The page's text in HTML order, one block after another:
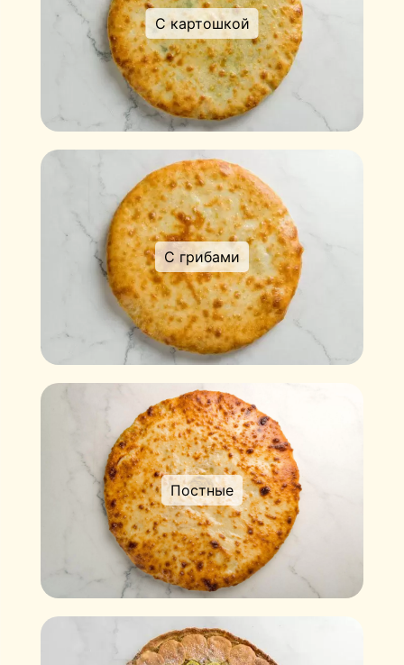
С картошкой
С грибами
Постные